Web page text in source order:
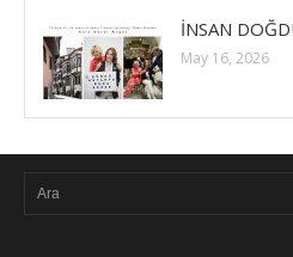
İNSAN
May 16, 2026